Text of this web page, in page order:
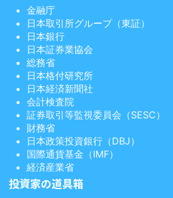
金融庁
日本取引所グループ（東証）
日本銀行
日本証券業協会
総務省
日本格付研究所
日本経済新聞社
会計検査院
証券取引等監視委員会（SESC）
財務省
日本政策投資銀行（DBJ）
国際通貨基金（IMF）
経済産業省
投資家の道具箱